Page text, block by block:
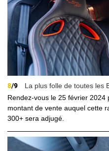
8/9
La plus folle de toutes les
Rendez-vous le 25 février 2024
montant de vente auquel cette
300+ sera adjugé.